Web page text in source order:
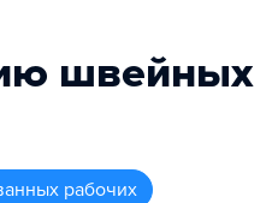
швейных
рабочих